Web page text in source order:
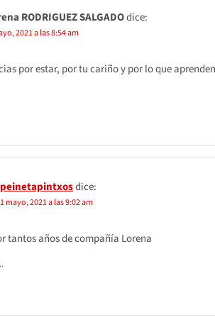
RODRIGUEZ SALGADOdice:
2021 a las 8:54 am
por estar, por tu cariño y por lo que
peinetapintxosdice:
1 mayo, 2021 a las 9:02 am
tantos años de compañía Lorena